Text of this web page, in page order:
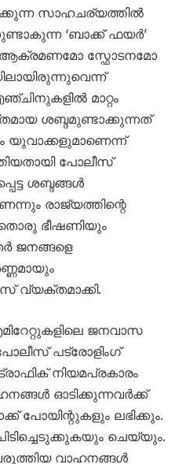
സാഹചര്യത്തിൽ
‘ബാക്ക് ഫയർ’
സ്ഫോടനമോ
മാറ്റം
ശബ്ദമുണ്ടാക്കുന്നത്
യുവാക്കളുമാണെന്ന്
പോലീസ്
ശബ്ദങ്ങൾ
രാജ്യത്തിന്റെ
ഭീഷണിയും
ജനങ്ങളെ
വ്യക്തമാക്കി.
ജനവാസ
പട്രോളിംഗ്
നിയമപ്രകാരം
ഓടിക്കുന്നവർക്ക്
പോയിന്റുകളും ലഭിക്കും.
ചെയ്യും.
വാഹനങ്ങൾ